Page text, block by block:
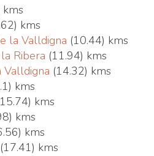
kms
kms
la Valldigna (10.44) kms
Ribera (11.94) kms
Valldigna (14.32) kms
kms
kms
kms
kms
(17.41) kms